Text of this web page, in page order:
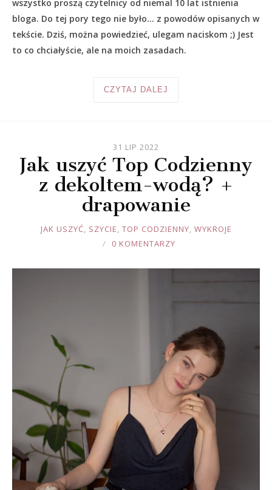
wszystko proszą czytelnicy od niemal 10 lat istnienia
bloga. Do tej pory tego nie było… z powodów opisanych w
tekście. Dziś, można powiedzieć, ulegam naciskom ;) Jest
to co chciałyście, ale na moich zasadach.
CZYTAJ DALEJ
31 LIP 2022
Jak uszyć Top Codzienny
z dekoltem-wodą? +
drapowanie
JOULE
JAK USZYĆ, SZYCIE, TOP CODZIENNY, WYKROJE
0 KOMENTARZY